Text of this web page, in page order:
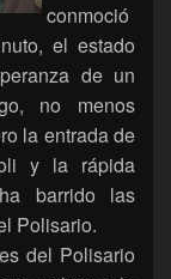
conmoció
el estado
de un
no menos
la entrada de
y la rápida
barrido las
Polisario.
del Polisario